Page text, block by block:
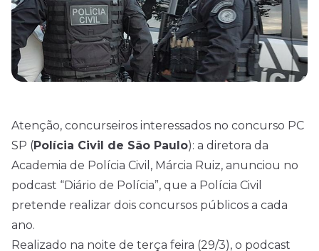
Atenção, concurseiros interessados no concurso PC
SP (Polícia Civil de São Paulo): a diretora da
Academia de Polícia Civil, Márcia Ruiz, anunciou no
podcast “Diário de Polícia”, que a Polícia Civil
pretende realizar dois concursos públicos a cada
ano.
Realizado na noite de terça feira (29/3), o podcast